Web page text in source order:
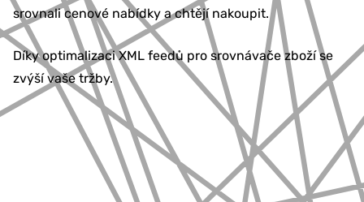
srovnali cenové nabídky a chtějí nakoupit.
Díky optimalizaci XML feedů pro srovnávače zboží se
zvýší vaše tržby.